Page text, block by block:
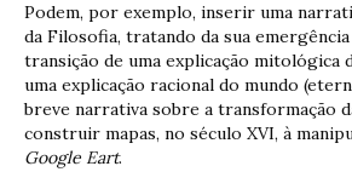
Podem, por exemplo, inserir uma
da Filosofia, tratando da sua
transição de uma explicação mitológica
uma explicação racional do mundo
breve narrativa sobre a transformação
construir mapas, no século XVI, à
Google Eart.